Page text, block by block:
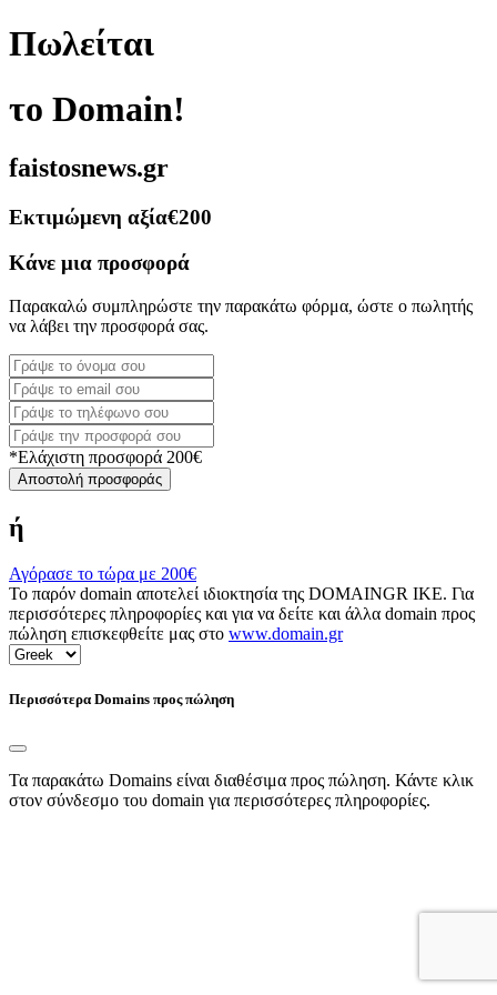
Πωλείται
το Domain!
faistosnews.gr
Εκτιμώμενη αξία€200
Κάνε μια προσφορά
Παρακαλώ συμπληρώστε την παρακάτω φόρμα, ώστε ο πωλητής
να λάβει την προσφορά σας.
*Ελάχιστη προσφορά 200€
Αποστολή προσφοράς
ή
Αγόρασε το τώρα με 200€
Το παρόν domain αποτελεί ιδιοκτησία της DOMAINGR ΙΚΕ. Για
περισσότερες πληροφορίες και για να δείτε και άλλα domain προς
πώληση επισκεφθείτε μας στο www.domain.gr
Περισσότερα Domains προς πώληση
Τα παρακάτω Domains είναι διαθέσιμα προς πώληση. Κάντε κλικ
στον σύνδεσμο του domain για περισσότερες πληροφορίες.